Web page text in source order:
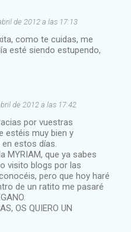
de 2012 a las 17:13
como te cuidas, me
esté siendo estupendo,
de 2012 a las 17:42
por vuestras
estéis muy bien y
estos días.
MYRIAM, que ya sabes
visito blogs por las
pero que hoy haré
de un ratito me pasaré
OS QUIERO UN